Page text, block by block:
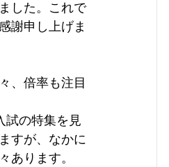
した。これで
謝申し上げま
、倍率も注目
試の特集を見
すが、なかに
あります。